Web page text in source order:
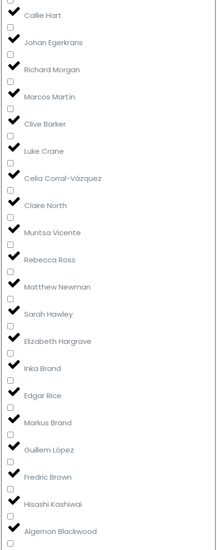
Callie Hart
Johan Egerkrans
Richard Morgan
Marcos Martín
Clive Barker
Luke Crane
Celia Corral-Vázquez
Claire North
Muntsa Vicente
Rebecca Ross
Matthew Newman
Sarah Hawley
Elizabeth Hargrave
Inka Brand
Edgar Rice
Markus Brand
Guillem López
Fredric Brown
Hisashi Kashiwai
Algernon Blackwood